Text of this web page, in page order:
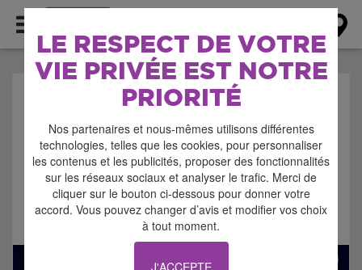
LE RESPECT DE VOTRE
VIE PRIVÉE EST NOTRE
PRIORITÉ
Nos partenaires et nous-mêmes utilisons différentes
technologies, telles que les cookies, pour personnaliser
les contenus et les publicités, proposer des fonctionnalités
sur les réseaux sociaux et analyser le trafic. Merci de
cliquer sur le bouton ci-dessous pour donner votre
accord. Vous pouvez changer d’avis et modifier vos choix
à tout moment.
J'ACCEPTE
AGENDA > SPORT
Signaler cette annonce